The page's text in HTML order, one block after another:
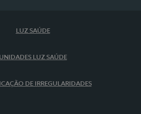
LUZ SAÚDE
UNIDADES LUZ SAÚDE
DE IRREGULARIDADES